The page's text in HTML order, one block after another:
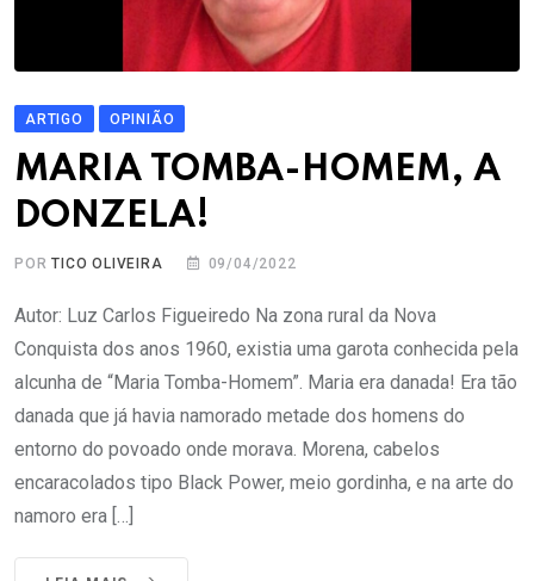
ARTIGO OPINIÃO
MARIA TOMBA-HOMEM, A
DONZELA!
PORTICO OLIVEIRA 09/04/2022
Autor: Luz Carlos Figueiredo Na zona rural da Nova
Conquista dos anos 1960, existia uma garota conhecida pela
alcunha de “Maria Tomba-Homem”. Maria era danada! Era tão
danada que já havia namorado metade dos homens do
entorno do povoado onde morava. Morena, cabelos
encaracolados tipo Black Power, meio gordinha, e na arte do
namoro era […]